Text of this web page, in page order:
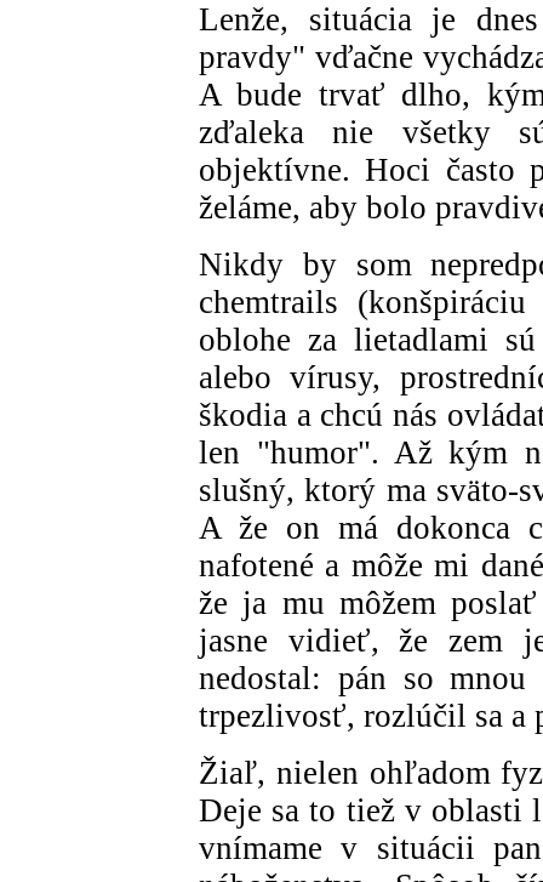
Lenže, situácia je
pravdy" vďačne
A bude trvať dlho,
zďaleka nie všetky
objektívne. Hoci často
želáme, aby bolo
Nikdy by som
chemtrails
oblohe za lietadlami
alebo vírusy,
škodia a chcú nás
len "humor". Až kým
slušný, ktorý ma sväto-
A že on má dokonca
nafotené a môže mi
že ja mu môžem
jasne vidieť, že zem
nedostal: pán so
trpezlivosť, rozlúčil sa a
Žiaľ, nielen ohľadom
Deje sa to tiež v oblasti
vnímame v situácii